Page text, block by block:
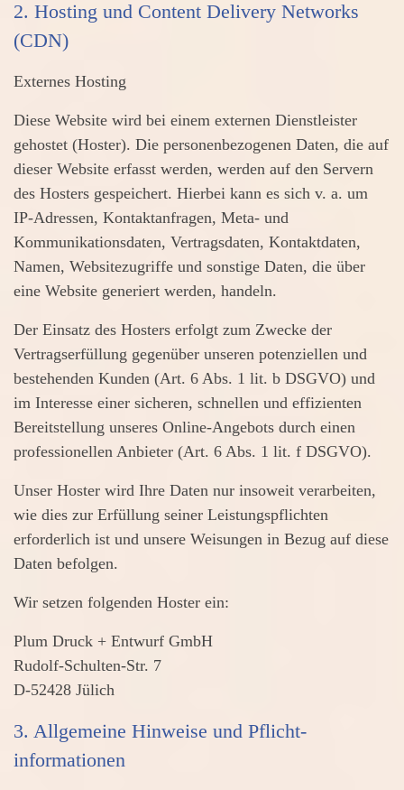
2. Hosting und Content Delivery Networks
(CDN)
Externes Hosting
Diese Website wird bei einem externen Dienstleister
gehostet (Hoster). Die personenbezogenen Daten, die auf
dieser Website erfasst werden, werden auf den Servern
des Hosters gespeichert. Hierbei kann es sich v. a. um
IP-Adressen, Kontaktanfragen, Meta- und
Kommunikationsdaten, Vertragsdaten, Kontaktdaten,
Namen, Websitezugriffe und sonstige Daten, die über
eine Website generiert werden, handeln.
Der Einsatz des Hosters erfolgt zum Zwecke der
Vertragserfüllung gegenüber unseren potenziellen und
bestehenden Kunden (Art. 6 Abs. 1 lit. b DSGVO) und
im Interesse einer sicheren, schnellen und effizienten
Bereitstellung unseres Online-Angebots durch einen
professionellen Anbieter (Art. 6 Abs. 1 lit. f DSGVO).
Unser Hoster wird Ihre Daten nur insoweit verarbeiten,
wie dies zur Erfüllung seiner Leistungspflichten
erforderlich ist und unsere Weisungen in Bezug auf diese
Daten befolgen.
Wir setzen folgenden Hoster ein:
Plum Druck + Entwurf GmbH
Rudolf-Schulten-Str. 7
D-52428 Jülich
3. Allgemeine Hinweise und Pflicht­
informationen